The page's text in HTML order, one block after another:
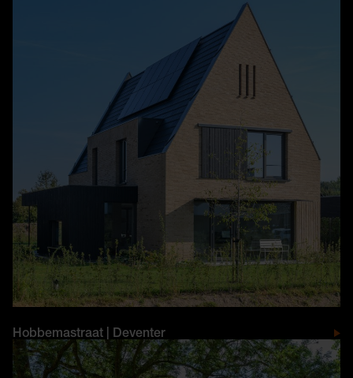
Hobbemastraat | Deventer